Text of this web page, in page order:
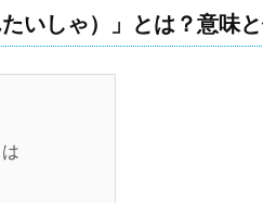
いしゃ）」とは？意味